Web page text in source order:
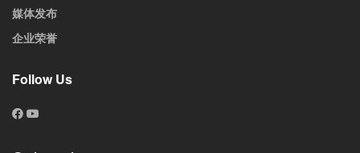
媒体发布
企业荣誉
Follow Us